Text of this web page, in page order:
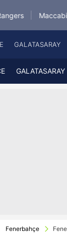
Tel Aviv FC
GALATASARAY
GALATASARAY
Fenerbahçe